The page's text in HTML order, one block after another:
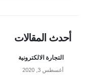
أحدث المقالات
التجارة الالكترونية
أغسطس 3, 2020